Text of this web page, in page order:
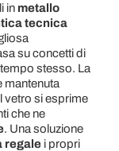
in metallo
tecnica
su concetti di
stesso. La
mantenuta
vetro si esprime
che ne
. Una soluzione
regalei propri